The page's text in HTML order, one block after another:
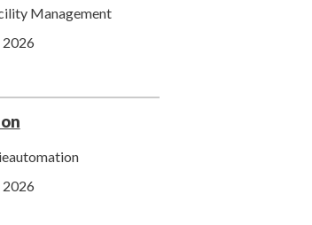
Management
2026
2026